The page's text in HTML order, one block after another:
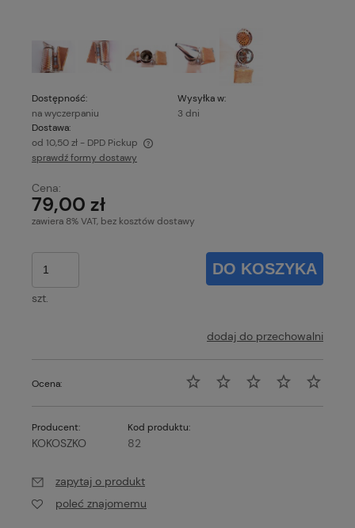
Dostępność:
na wyczerpaniu
Wysyłka w:
3 dni
Dostawa:
od 10,50 zł - DPD Pickup
Cena nie zawiera ewentualnych kosztów płatności
sprawdź formy dostawy
Cena:
79,00 zł
zawiera 8% VAT, bez kosztów dostawy
szt.
DO KOSZYKA
dodaj do przechowalni
Ocena:
Producent:
KOKOSZKO
Kod produktu:
82
zapytaj o produkt
poleć znajomemu